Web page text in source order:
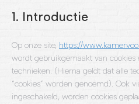
1. Introductie
Op onze site, https://
wordt gebruikgemaakt van cookies
technieken. (Hierna geldt dat alle
“cookies” worden genoemd). Ook
ingeschakeld, worden cookies